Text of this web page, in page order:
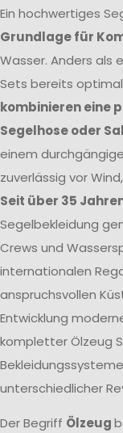
Ein hochwertiges
Grundlage für
Wasser. Anders als
Sets bereits
kombinieren eine
Segelhose oder
einem
zuverlässig vor
Seit über 35
Segelbekleidung
Crews und
internationalen
anspruchsvollen
Entwicklung
kompletter Ölzeug
unterschiedlicher
Der Begriff Ölzeug